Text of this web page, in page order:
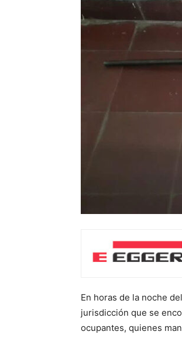
En horas de la noche
jurisdicción que se
ocupantes, quienes